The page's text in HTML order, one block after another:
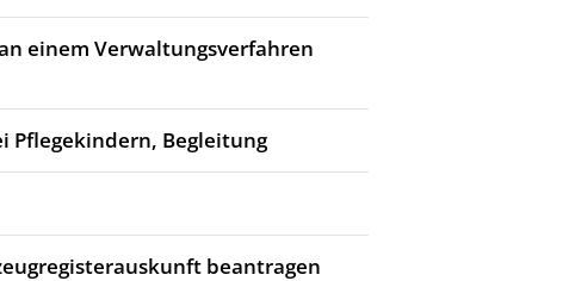
einem Verwaltungsverfahren
Pflegekindern, Begleitung
beantragen